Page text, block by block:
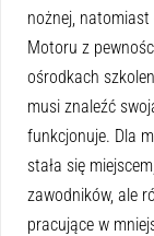
nożnej,
Motoru z
ośrodkach
musi znaleźć
funkcjonuje. Dla
stała się
zawodników, ale
pracujące w